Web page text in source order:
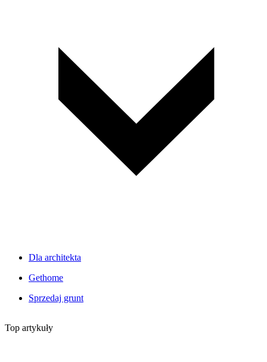
Dla architekta
Gethome
Sprzedaj grunt
Top artykuły